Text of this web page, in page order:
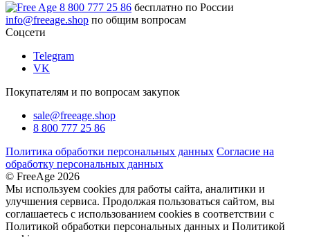
8 800 777 25 86 бесплатно по России
info@freeage.shop по общим вопросам
Соцсети
Telegram
VK
Покупателям и по вопросам закупок
sale@freeage.shop
8 800 777 25 86
Политика обработки персональных данных Согласие на
обработку персональных данных
© FreeAge 2026
Мы используем cookies для работы сайта, аналитики и
улучшения сервиса. Продолжая пользоваться сайтом, вы
соглашаетесь с использованием cookies в соответствии с
Политикой обработки персональных данных и Политикой